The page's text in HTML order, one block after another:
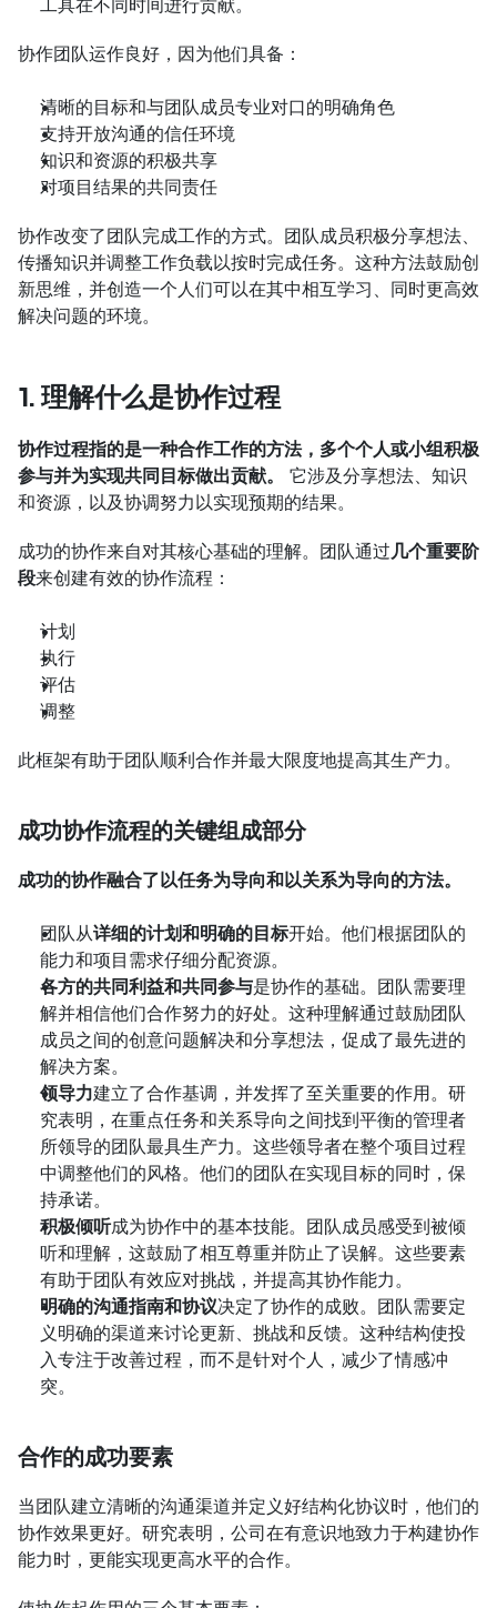
工具在不同时间进行贡献。
协作团队运作良好，因为他们具备：
清晰的目标和与团队成员专业对口的明确角色
支持开放沟通的信任环境
知识和资源的积极共享
对项目结果的共同责任
协作改变了团队完成工作的方式。团队成员积极分享想法、
传播知识并调整工作负载以按时完成任务。这种方法鼓励创
新思维，并创造一个人们可以在其中相互学习、同时更高效
解决问题的环境。
1. 理解什么是协作过程
协作过程指的是一种合作工作的方法，多个个人或小组积极
参与并为实现共同目标做出贡献。
它涉及分享想法、知识
和资源，以及协调努力以实现预期的结果。
成功的协作来自对其核心基础的理解。团队通过几个重要阶
段来创建有效的协作流程：
计划
执行
评估
调整
此框架有助于团队顺利合作并最大限度地提高其生产力。
成功协作流程的关键组成部分
成功的协作融合了以任务为导向和以关系为导向的方法。
团队从详细的计划和明确的目标开始。他们根据团队的
能力和项目需求仔细分配资源。
各方的共同利益和共同参与是协作的基础。团队需要理
解并相信他们合作努力的好处。这种理解通过鼓励团队
成员之间的创意问题解决和分享想法，促成了最先进的
解决方案。
领导力建立了合作基调，并发挥了至关重要的作用。研
究表明，在重点任务和关系导向之间找到平衡的管理者
所领导的团队最具生产力。这些领导者在整个项目过程
中调整他们的风格。他们的团队在实现目标的同时，保
持承诺。
积极倾听成为协作中的基本技能。团队成员感受到被倾
听和理解，这鼓励了相互尊重并防止了误解。这些要素
有助于团队有效应对挑战，并提高其协作能力。
明确的沟通指南和协议决定了协作的成败。团队需要定
义明确的渠道来讨论更新、挑战和反馈。这种结构使投
入专注于改善过程，而不是针对个人，减少了情感冲
突。
合作的成功要素
当团队建立清晰的沟通渠道并定义好结构化协议时，他们的
协作效果更好。研究表明，公司在有意识地致力于构建协作
能力时，更能实现更高水平的合作。